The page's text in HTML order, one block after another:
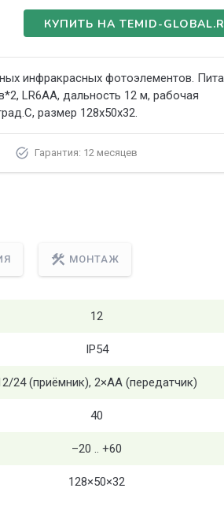
КУПИТЬ НА TEMID-
инфракрасных фотоэлементов.
LR6AA, дальность 12 м, рабочая
размер 128х50х32.
Гарантия: 12 месяцев
МОНТАЖ
12
IP54
24 (приёмник), 2×AA (передатчик)
40
–20 .. +60
128×50×32